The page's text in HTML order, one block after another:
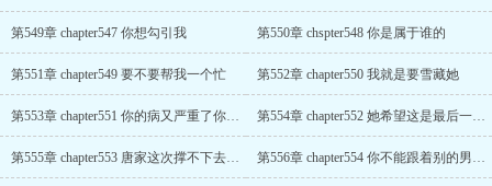
第549章 chapter547 你想勾引我 第550章 chspter548 你是属于谁的
第551章 chapter549 要不要帮我一个忙 第552章 chapter550 我就是要雪藏她
第553章 chapter551 你的病又严重了你知道吗 第554章 chapter552 她希望这是最后一次见到他
第555章 chapter553 唐家这次撑不下去了吗 第556章 chapter554 你不能跟着别的男人离开